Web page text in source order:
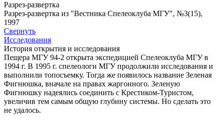
Разрез-развертка
Разрез-развертка из "Вестника Спелеоклуба МГУ", №3(15),
1997
Свернуть
Исследования
История открытия и исследования
Пещера МГУ 94-2 открыта экспедицией Спелеоклуба МГУ в
1994 г. В 1995 г. спелеологи МГУ продолжили исследования и
выполнили топосъемку. Тогда же появилось название Зеленая
Фигнюшка, вначале на правах жаргонного. Зеленую
Фигнюшку надеялись соединить с Крестиком-Туристом,
увеличив тем самым общую глубину системы. Но сделать это
не удалось.